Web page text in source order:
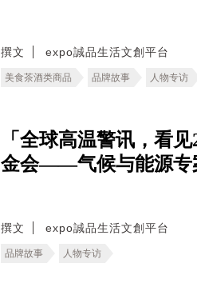
撰文 expo誠品生活文創平台
美食茶酒类商品 品牌故事 人物专访
「全球高温警讯，看
金会——气候与能源专
撰文 expo誠品生活文創平台
品牌故事 人物专访